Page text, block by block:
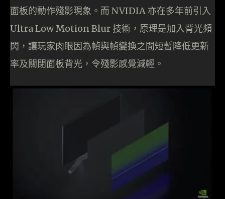
面板的動作殘影現象。而 NVIDIA 亦在多年前引入
Ultra Low Motion Blur 技術，原理是加入背光頻
閃，讓玩家肉眼因為幀與幀變換之間短暫降低更新
率及關閉面板背光，令殘影感覺減輕。